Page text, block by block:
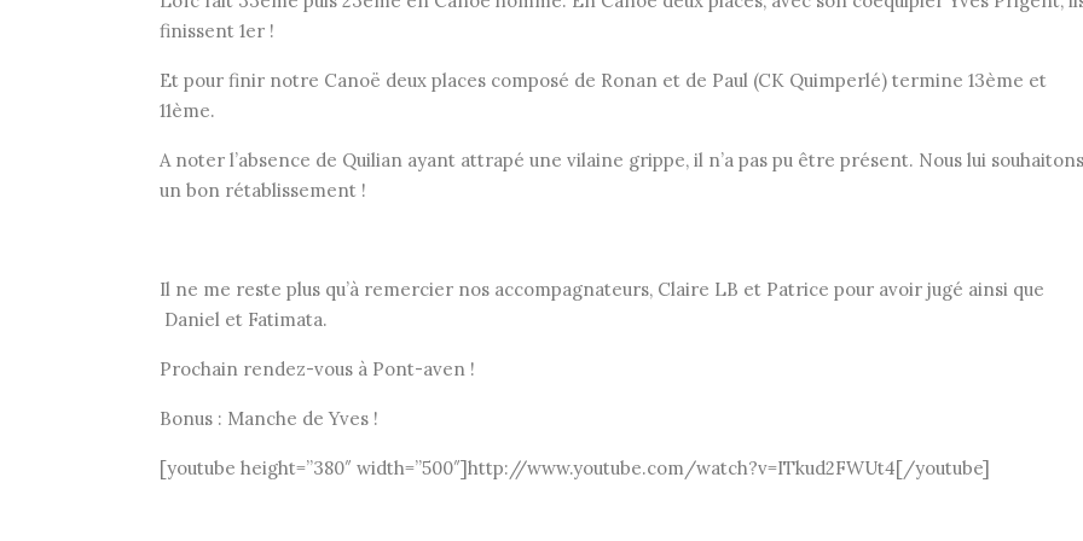
finissent 1er !
Et pour finir notre Canoë deux places composé de Ronan et de Paul (CK Quimperlé) termine 13ème et
11ème.
A noter l’absence de Quilian ayant attrapé une vilaine grippe, il n’a pas pu être présent. Nous lui souhaitons
un bon rétablissement !
Il ne me reste plus qu’à remercier nos accompagnateurs, Claire LB et Patrice pour avoir jugé ainsi que
Daniel et Fatimata.
Prochain rendez-vous à Pont-aven !
Bonus : Manche de Yves !
[youtube height=”380″ width=”500″]http://www.youtube.com/watch?v=ITkud2FWUt4[/youtube]